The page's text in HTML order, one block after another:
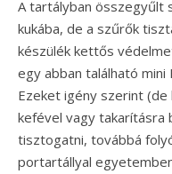
A tartályban összegyűlt
kukába, de a szűrők
készülék kettős
egy abban található
Ezeket igény szerint (de
kefével vagy
tisztogatni, továbbá
portartállyal